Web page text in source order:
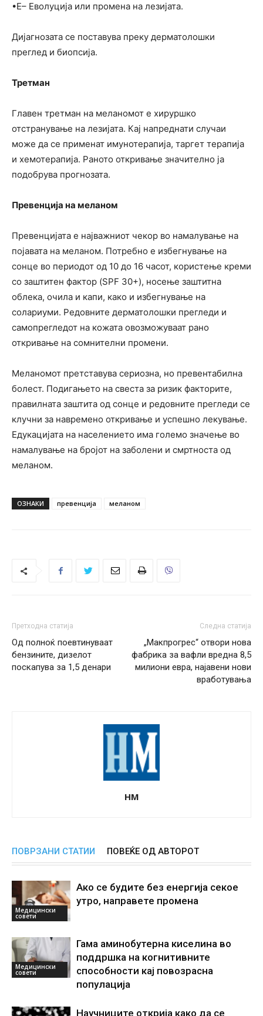
•E– Еволуција или промена на лезијата.
Дијагнозата се поставува преку дерматолошки
преглед и биопсија.
Третман
Главен третман на меланомот е хируршко
отстранување на лезијата. Кај напреднати случаи
може да се применат имунотерапија, таргет терапија
и хемотерапија. Раното откривање значително ја
подобрува прогнозата.
Превенција на меланом
Превенцијата е најважниот чекор во намалување на
појавата на меланом. Потребно е избегнување на
сонце во периодот од 10 до 16 часот, користење креми
со заштитен фактор (SPF 30+), носење заштитна
облека, очила и капи, како и избегнување на
солариуми. Редовните дерматолошки прегледи и
самопрегледот на кожата овозможуваат рано
откривање на сомнителни промени.
Меланомот претставува сериозна, но превентабилна
болест. Подигањето на свеста за ризик факторите,
правилната заштита од сонце и редовните прегледи се
клучни за навремено откривање и успешно лекување.
Едукацијата на населението има големо значење во
намалување на бројот на заболени и смртноста од
меланом.
ОЗНАКИ превенција меланом
Претходна статија
Од полноќ поевтинуваат
бензините, дизелот
поскапува за 1,5 денари
Следна статија
„Макпрогрес“ отвори нова
фабрика за вафли вредна 8,5
милиони евра, најавени нови
вработувања
НМ
ПОВРЗАНИ СТАТИИ ПОВЕЌЕ ОД АВТОРОТ
Медицински
совети
Ако се будите без енергиjа секое
утро, направете промена
Медицински
совети
Гама аминобутерна киселина во
поддршка на когнитивните
способности кај повозрасна
популација
Научниците открија како да се